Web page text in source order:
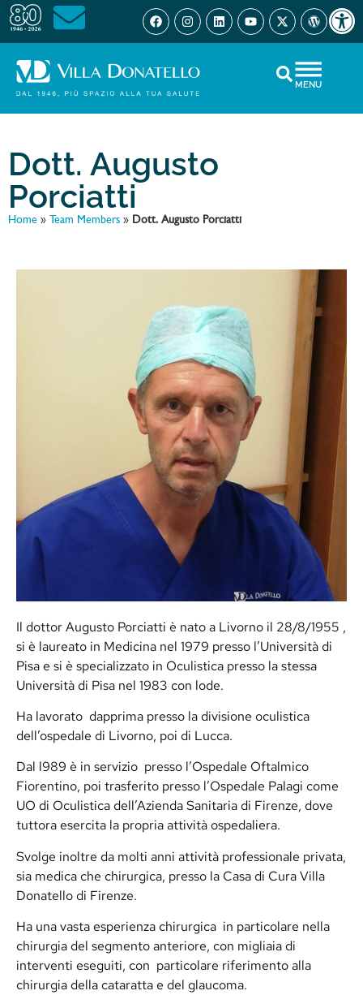
MENU
Dott. Augusto
Porciatti
Home » Team Members » Dott. Augusto Porciatti
Il dottor Augusto Porciatti è nato a Livorno il 28/8/1955 ,
si è laureato in Medicina nel 1979 presso l’Università di
Pisa e si è specializzato in Oculistica presso la stessa
Università di Pisa nel 1983 con lode.
Ha lavorato dapprima presso la divisione oculistica
dell’ospedale di Livorno, poi di Lucca.
Dal l989 è in servizio presso l’Ospedale Oftalmico
Fiorentino, poi trasferito presso l’Ospedale Palagi come
UO di Oculistica dell’Azienda Sanitaria di Firenze, dove
tuttora esercita la propria attività ospedaliera.
Svolge inoltre da molti anni attività professionale privata,
sia medica che chirurgica, presso la Casa di Cura Villa
Donatello di Firenze.
Ha una vasta esperienza chirurgica in particolare nella
chirurgia del segmento anteriore, con migliaia di
interventi eseguiti, con particolare riferimento alla
chirurgia della cataratta e del glaucoma.